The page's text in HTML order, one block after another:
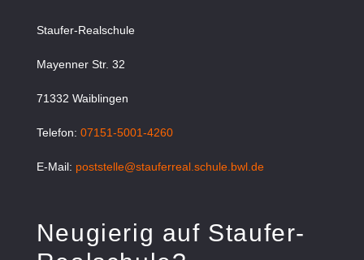
Staufer-Realschule
Mayenner Str. 32
71332 Waiblingen
Telefon: 07151-5001-4260
E-Mail: poststelle@stauferreal.schule.bwl.de
Neugierig auf Staufer-